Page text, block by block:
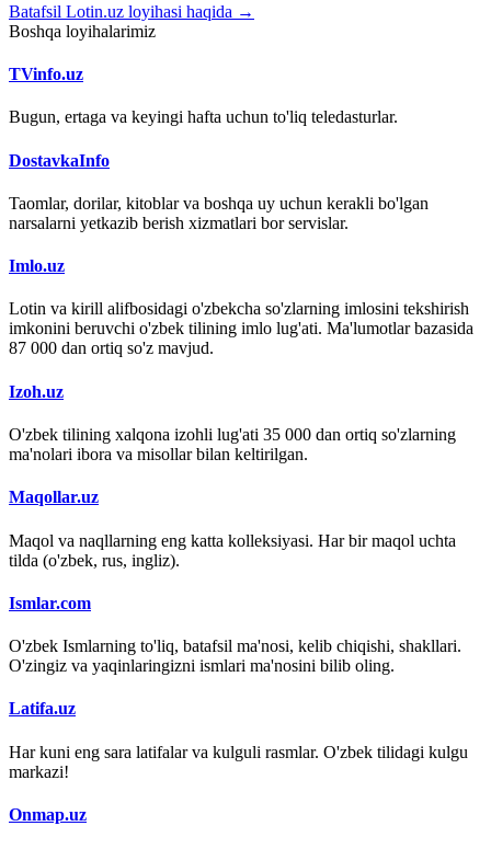
Batafsil Lotin.uz loyihasi haqida →
Boshqa loyihalarimiz
TVinfo.uz
Bugun, ertaga va keyingi hafta uchun to'liq teledasturlar.
DostavkaInfo
Taomlar, dorilar, kitoblar va boshqa uy uchun kerakli bo'lgan
narsalarni yetkazib berish xizmatlari bor servislar.
Imlo.uz
Lotin va kirill alifbosidagi o'zbekcha so'zlarning imlosini tekshirish
imkonini beruvchi o'zbek tilining imlo lug'ati. Ma'lumotlar bazasida
87 000 dan ortiq so'z mavjud.
Izoh.uz
O'zbek tilining xalqona izohli lug'ati 35 000 dan ortiq so'zlarning
ma'nolari ibora va misollar bilan keltirilgan.
Maqollar.uz
Maqol va naqllarning eng katta kolleksiyasi. Har bir maqol uchta
tilda (o'zbek, rus, ingliz).
Ismlar.com
O'zbek Ismlarning to'liq, batafsil ma'nosi, kelib chiqishi, shakllari.
O'zingiz va yaqinlaringizni ismlari ma'nosini bilib oling.
Latifa.uz
Har kuni eng sara latifalar va kulguli rasmlar. O'zbek tilidagi kulgu
markazi!
Onmap.uz